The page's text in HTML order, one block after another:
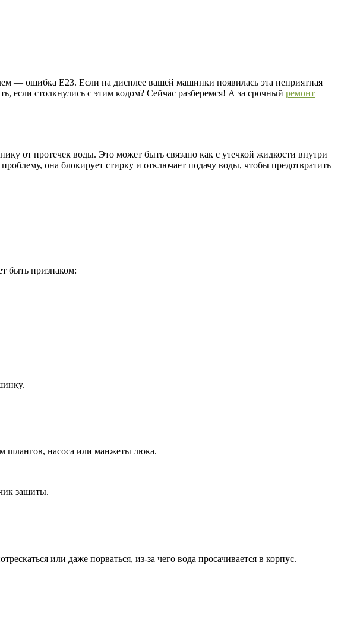
— ошибка E23. Если на дисплее вашей машинки появилась эта неприятная
если столкнулись с этим кодом? Сейчас разберемся! А за срочный ремонт
от протечек воды. Это может быть связано как с утечкой жидкости внутри
она блокирует стирку и отключает подачу воды, чтобы предотвратить
быть признаком:
шлангов, насоса или манжеты люка.
защиты.
или даже порваться, из-за чего вода просачивается в корпус.